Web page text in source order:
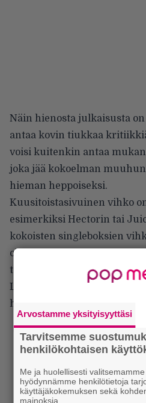
Näin hienosta julkaisusta
antaa kovin tiukkaa
voisi kuitenkin antaa
joka jää kokoelman
hieman heppoiseksi.
Kuusitoistasivuinen vihko
esimerkiksi Hectorin tai
kokoisten singleboksien
ole jäänyt esimerkiksi
tai vuotta tarkemmille
Loven historia 1966-1972
hieman yhden sivun
Arvostamme yksityisyyttäsi
Tarvitsemme
henkilökohtaisen
Me ja huolellisesti valitsemamme
hyödynnämme henkilötietoja
käyttäjäkokemuksen sekä
mainoksia.